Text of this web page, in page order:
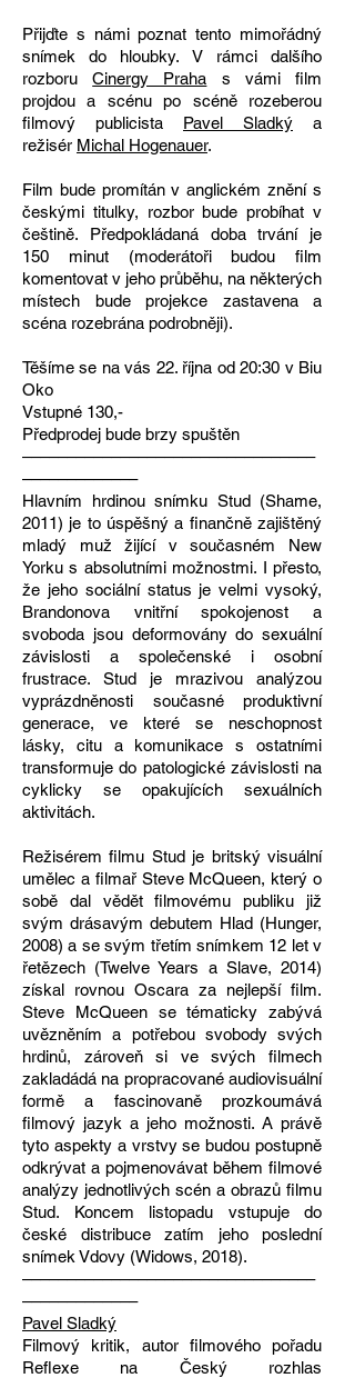
Přijďte s námi poznat tento mimořádný
snímek do hloubky. V rámci dalšího
rozboruCinergy Praha s vámi film
projdou a scénu po scéně rozeberou
filmový publicista Pavel Sladký a
režisér Michal Hogenauer.
Film bude promítán v anglickém znění s
českými titulky, rozbor bude probíhat v
češtině. Předpokládaná doba trvání je
150 minut (moderátoři budou film
komentovat v jeho průběhu, na některých
místech bude projekce zastavena a
scéna rozebrána podrobněji).
Těšíme se na vás 22. října od 20:30 v Biu
Oko
Vstupné 130,-
Předprodej bude brzy spuštěn
–––––––––––––––––––––––––––––––––
–––––––––––––
Hlavním hrdinou snímku Stud (Shame,
2011) je to úspěšný a finančně zajištěný
mladý muž žijící v současném New
Yorku s absolutními možnostmi. I přesto,
že jeho sociální status je velmi vysoký,
Brandonova vnitřní spokojenost a
svoboda jsou deformovány do sexuální
závislosti a společenské i osobní
frustrace. Stud je mrazivou analýzou
vyprázdněnosti současné produktivní
generace, ve které se neschopnost
lásky, citu a komunikace s ostatními
transformuje do patologické závislosti na
cyklicky se opakujících sexuálních
aktivitách.
Režisérem filmu Stud je britský visuální
umělec a filmař Steve McQueen, který o
sobě dal vědět filmovému publiku již
svým drásavým debutem Hlad (Hunger,
2008) a se svým třetím snímkem 12 let v
řetězech (Twelve Years a Slave, 2014)
získal rovnou Oscara za nejlepší film.
Steve McQueen se tématicky zabývá
uvězněním a potřebou svobody svých
hrdinů, zároveň si ve svých filmech
zakladádá na propracované audiovisuální
formě a fascinovaně prozkoumává
filmový jazyk a jeho možnosti. A právě
tyto aspekty a vrstvy se budou postupně
odkrývat a pojmenovávat během filmové
analýzy jednotlivých scén a obrazů filmu
Stud. Koncem listopadu vstupuje do
české distribuce zatím jeho poslední
snímek Vdovy (Widows, 2018).
–––––––––––––––––––––––––––––––––
–––––––––––––
Pavel Sladký
Filmový kritik, autor filmového pořadu
Reflexe na Český rozhlas